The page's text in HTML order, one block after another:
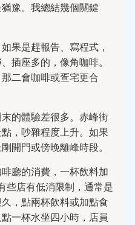
豫。我總結幾個關鍵
果是趕報告、寫程式，
插座多的，像角咖啡。
二會咖啡或疍宅更合
的體驗差很多。赤峰街
，吵雜程度上升。如果
開門或傍晚離峰時段。
廳的消費，一杯飲料加
些店有低消限制，通常是
，點兩杯飲料或加點食
一杯水坐四小時，店員